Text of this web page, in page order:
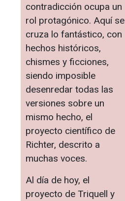
contradicción ocupa un
rol protagónico. Aquí se
cruza lo fantástico, con
hechos históricos,
chismes y ficciones,
siendo imposible
desenredar todas las
versiones sobre un
mismo hecho, el
proyecto científico de
Richter, descrito a
muchas voces.
Al día de hoy, el
proyecto de Triquell y